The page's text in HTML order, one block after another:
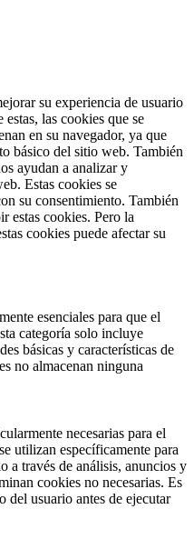
su experiencia de usuario
las cookies que se
en su navegador, ya que
básico del sitio web. También
ayudan a analizar y
Estas cookies se
su consentimiento. También
estas cookies. Pero la
cookies puede afectar su
esenciales para que el
categoría solo incluye
básicas y características de
no almacenan ninguna
necesarias para el
utilizan específicamente para
a través de análisis, anuncios y
cookies no necesarias. Es
del usuario antes de ejecutar